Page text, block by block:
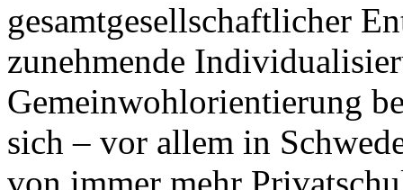
gesamtgesellschaftlicher
zunehmende
Gemeinwohlorientierung
sich – vor allem in